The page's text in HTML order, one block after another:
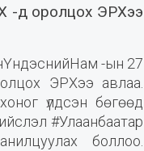
-д оролцох ЭРХээ
-ын 27
ЭРХээ авлаа.
үлдсэн бөгөөд
#Улаанбаатар
боллоо.